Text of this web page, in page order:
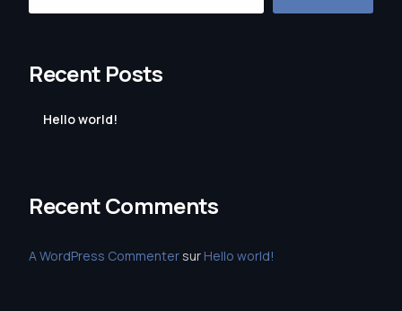
Recent Posts
Hello world!
Recent Comments
A WordPress Commenter sur Hello world!